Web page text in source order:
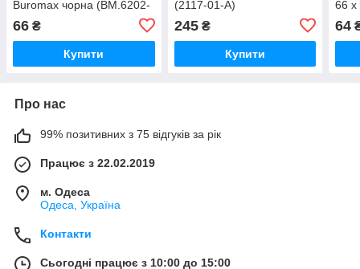
Buromax чорна (BM.6202-
66 ₴
Купити
(2117-01-A)
245₴
Купити
66 х
64
Про нас
99% позитивних з 75 відгуків за рік
Працює з 22.02.2019
м. Одеса
Одеса, Україна
Контакти
Сьогодні працює з 10:00 до 15:00